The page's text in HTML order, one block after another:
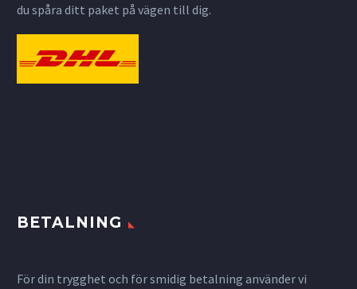
du spåra ditt paket på vägen till dig.
BETALNING
För din trygghet och för smidig betalning använder vi